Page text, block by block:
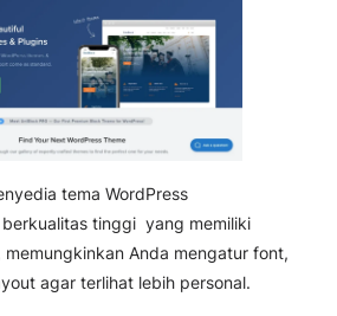
tema WordPress
tinggi yang memiliki
Anda mengatur font,
agar terlihat lebih personal.